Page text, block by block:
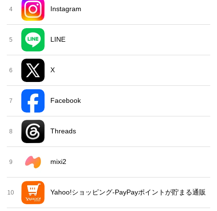
4 Instagram
5 LINE
6 X
7 Facebook
8 Threads
9 mixi2
10 Yahoo!ショッピング-PayPayポイントが貯まる通販